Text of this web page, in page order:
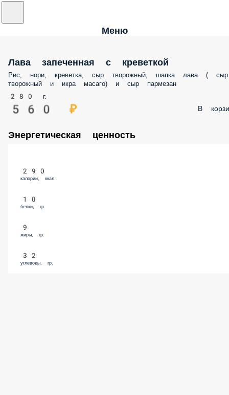
Меню
Лава запеченная с креветкой
Рис, нори, креветка, сыр творожный, шапка лава ( сыр творожный и
икра масаго) и сыр пармезан
280 г.
560 ₽ В
Энергетическая ценность
290
калории, ккал.
10
белки, гр.
9
жиры, гр.
32
углеводы, гр.